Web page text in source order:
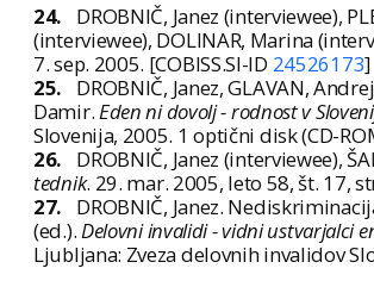
24.
DROBNIČ, Janez (interviewee),
(interviewee), DOLINAR, Marina
7. sep. 2005. [COBISS.SI-ID 24526173]
25.
DROBNIČ, Janez, GLAVAN,
Damir.Eden ni dovolj - rodnost v
Slovenija, 2005. 1 optični disk (CD-
26.
DROBNIČ, Janez (interviewee),
tednik. 29. mar. 2005, leto 58, št. 17,
27.
DROBNIČ, Janez.
(ed.).Delovni invalidi - vidni ustvarjalci
Ljubljana: Zveza delovnih invalidov